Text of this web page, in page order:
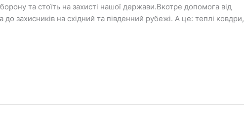
та стоїть на захисті нашої держави.Вкотре допомога від
захисників на східний та південний рубежі. А це: теплі ковдри,